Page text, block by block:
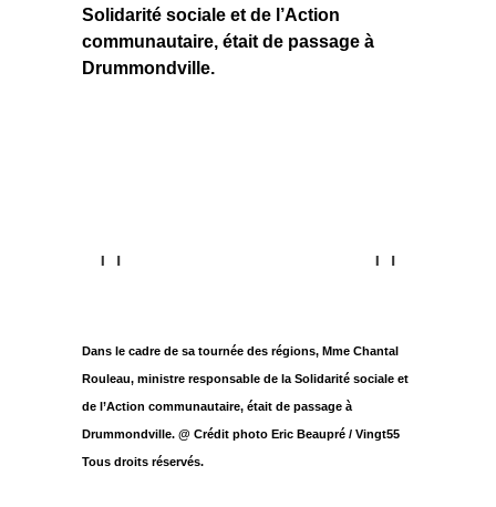
Solidarité sociale et de l’Action
communautaire, était de passage à
Drummondville.
Dans le cadre de sa tournée des régions, Mme Chantal
Rouleau, ministre responsable de la Solidarité sociale et
de l’Action communautaire, était de passage à
Drummondville. @ Crédit photo Eric Beaupré / Vingt55
Tous droits réservés.